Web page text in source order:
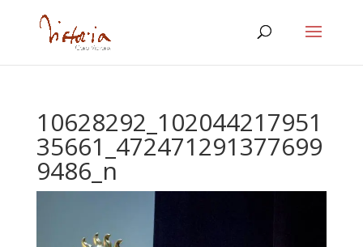
10628292_102044217951
35661_472471291377699
9486_n